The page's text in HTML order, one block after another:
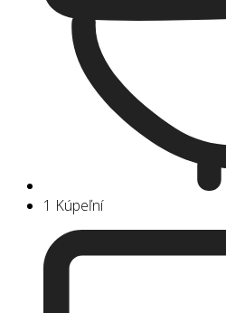
1 Kúpeľní